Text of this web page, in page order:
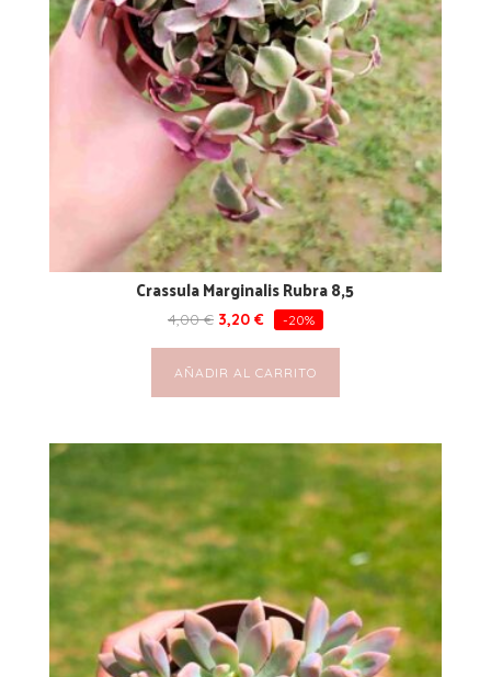
Crassula Marginalis Rubra 8,5
4,00€ 3,20 € -20%
AÑADIR AL CARRITO